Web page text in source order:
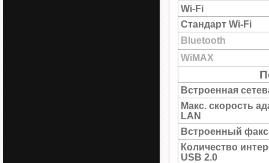
Wi-Fi
Стандарт Wi-Fi
Bluetooth
WiMAX
Встроенная
Макс. скорость
LAN
Встроенный
Количество
USB 2.0